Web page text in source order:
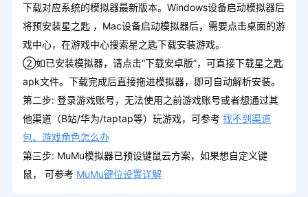
下载对应系统的模拟器最新版本。Windows设备启动模拟器后
将预安装星之匙 ，Mac设备启动模拟器后，需要点击桌面的游
戏中心，在游戏中心搜索星之匙下载安装游戏。
②如已安装模拟器，请点击“下载安卓版”，可直接下载星之匙
apk文件。下载完成后直接拖进模拟器，即可自动解析安装。
第二步: 登录游戏账号，无法使用之前游戏账号或者想通过其
他渠道（B站/华为/taptap等）玩游戏，可参考 找不到渠道
包、游戏角色怎么办
第三步: MuMu模拟器已预设键鼠云方案，如果想自定义键
鼠， 可参考 MuMu键位设置详解